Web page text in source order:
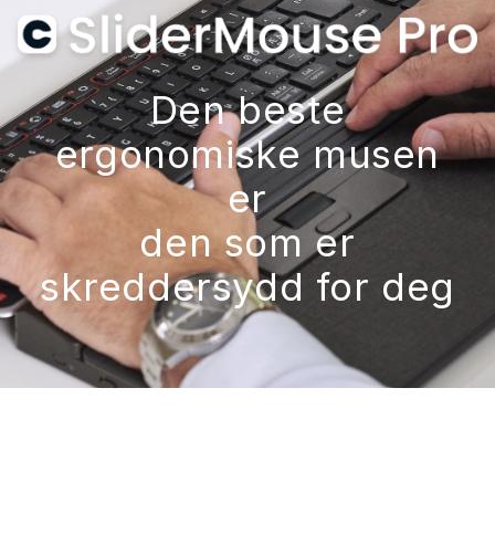
Den beste
ergonomiske musen
er
den som er
skreddersydd for deg